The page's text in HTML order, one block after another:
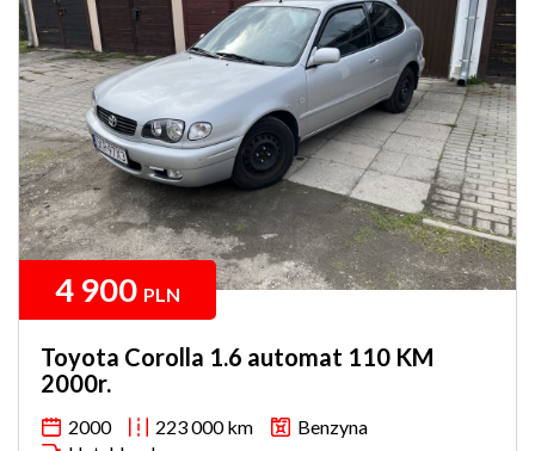
4 900 PLN
Toyota Corolla 1.6 automat 110 KM
2000r.
2000 223 000 km
Benzyna